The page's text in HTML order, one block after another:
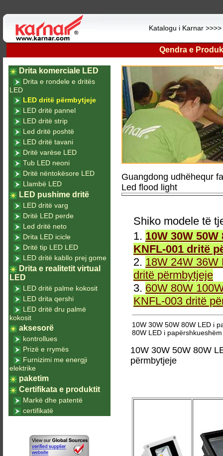
Katalogu i Karnar >>>>
Qendra e
Guangdong udhëhequr
Led flood light
Shiko modele të
1. 10W 30W
KNFL-001 dritë
2. 18W 24W 36W
dritë përmbytjeje
3. 60W 80W
KNFL-003 dritë
10W 30W 50W 80W LED i
80W LED i
10W 30W 50W 80W
përmbytjeje
Drita komerciale LED
Drita e rondele e dritës
LED
LED dritë përmbytjeje
LED dritë pannel
LED dritë strip
Led dritë poshtë
LED dritë tavani
Dritë varëse LED
Tub LED neoni
Dritë nëntokësore LED
Llambë LED
LED pushime dritë
LED dritë varg
Dritë LED perde
Led dritë neto
Drita LED icicle
Dritë tip LED LED
LED dritë kabllo prej gome
Drita e realitetit virtual
LED
LED dritë palme kokosit
LED drita qershi
LED dritë dru palmë
kokosit
aksesorë
kontrollues
Prizë e rrymës
Furnizimi me energji
elektrike
paketim
Certifikata e produktit
Markë dhe patentë
certifikatë